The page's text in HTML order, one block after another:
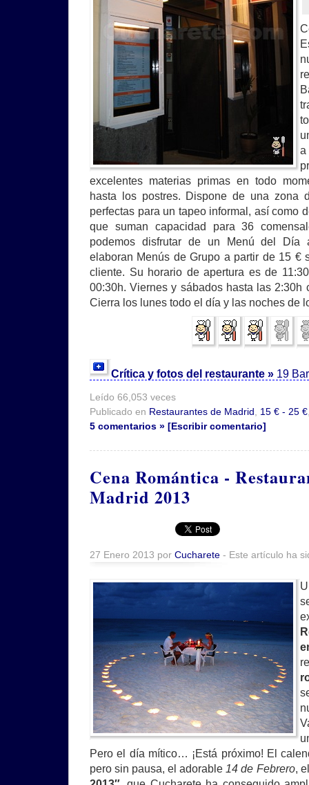
excelentes materias primas en todo
hasta los postres. Dispone de una zona
perfectas para un tapeo informal, así como
que suman capacidad para 36
podemos disfrutar de un Menú del Día
elaboran Menús de Grupo a partir de 15 €
cliente. Su horario de apertura es de
00:30h. Viernes y sábados hasta las 2:30h
Cierra los lunes todo el día y las noches de
Crítica y fotos del restaurante » 19
Leído 66,053 veces
Publicado en Restaurantes de Madrid 15 € - 25 €
5 comentarios » [Escribir comentario]
Cena Romántica -
Madrid 2013
27 Enero 2013 por Cucharete - Este artículo ha
Pero el día mítico… ¡Está próximo! El
pero sin pausa, el adorable14 de Febrero,